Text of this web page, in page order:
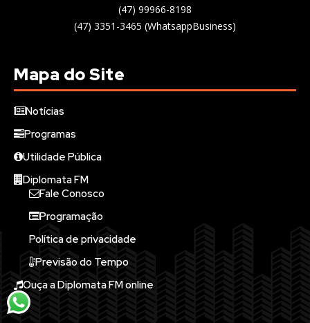
(47) 99966-8198
(47) 3351-3465 (WhatsappBusiness)
Mapa do Site
Notícias
Programas
Utilidade Pública
Diplomata FM
Fale Conosco
Programação
Política de privacidade
Previsão do Tempo
Ouça a Diplomata FM online